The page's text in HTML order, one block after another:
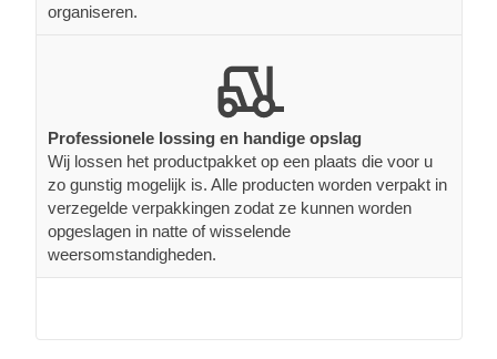
organiseren.
Professionele lossing en handige opslag
Wij lossen het productpakket op een plaats die voor u
zo gunstig mogelijk is. Alle producten worden verpakt in
verzegelde verpakkingen zodat ze kunnen worden
opgeslagen in natte of wisselende
weersomstandigheden.